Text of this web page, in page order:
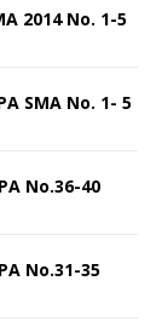
2014 No. 1-5
SMA No. 1- 5
No.36-40
No.31-35